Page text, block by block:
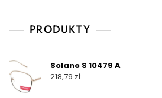
PRODUKTY
Solano S 10479 A
218,79 zł